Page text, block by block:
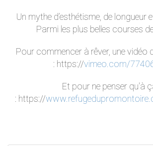
Un mythe d’esthétisme, de longueur
Parmi les plus belles courses
Pour commencer à rêver, une vidéo
: https://vimeo.com/
Et pour ne penser qu'à
: https://